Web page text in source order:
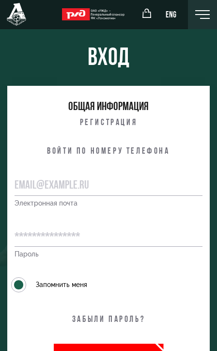
ENG
Организация мероприятий
Аренда площадей
Вход
Общая информация
Регистрация
Войти по номеру телефона
Электронная почта
Пароль
Запомнить меня
Забыли пароль?